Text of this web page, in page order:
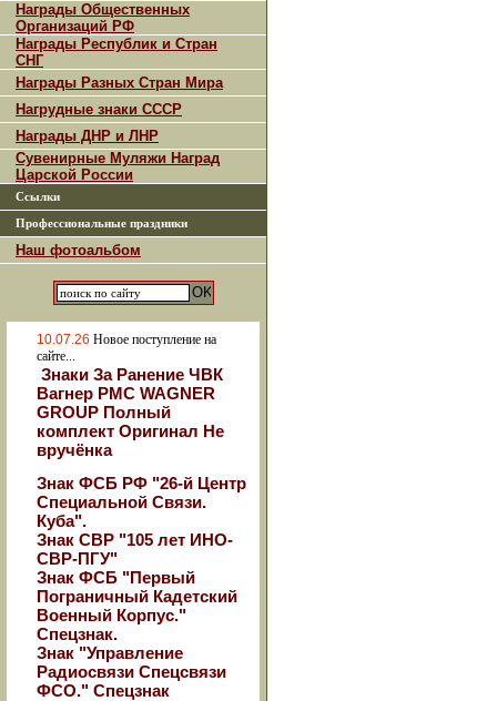
Награды Общественных
Организаций РФ
Награды Республик и Стран
СНГ
Награды Разных Стран Мира
Нагрудные знаки СССР
Награды ДНР и ЛНР
Сувенирные Муляжи Наград
Царской России
Ссылки
Профессиональные праздники
Наш фотоальбом
10.07.26 Новое поступление на
сайте...
Знаки За Ранение ЧВК
Вагнер РМС WAGNER
GROUP Полный
комплект Оригинал Не
вручёнка
Знак ФСБ РФ "26-й Центр
Специальной Связи.
Куба".
Знак СВР "105 лет ИНО-
СВР-ПГУ"
Знак ФСБ "Первый
Пограничный Кадетский
Военный Корпус."
Спецзнак.
Знак "Управление
Радиосвязи Спецсвязи
ФСО." Спецзнак